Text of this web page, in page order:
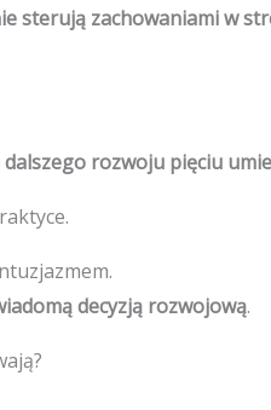
sterują zachowaniami w
rozwoju pięciu
decyzją rozwojową.